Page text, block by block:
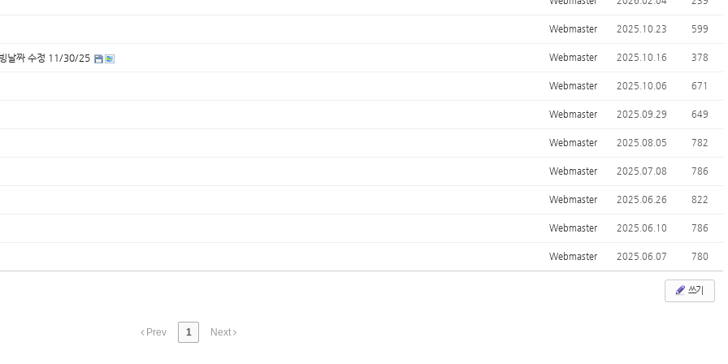
Webmaster 2025.10.23 599
날짜 수정 11/30/25 Webmaster 2025.10.16 378
Webmaster 2025.10.06 671
Webmaster 2025.09.29 649
Webmaster 2025.08.05 782
Webmaster 2025.07.08 786
Webmaster 2025.06.26 822
Webmaster 2025.06.10 786
Webmaster 2025.06.07 780
쓰기
Prev 1 Next